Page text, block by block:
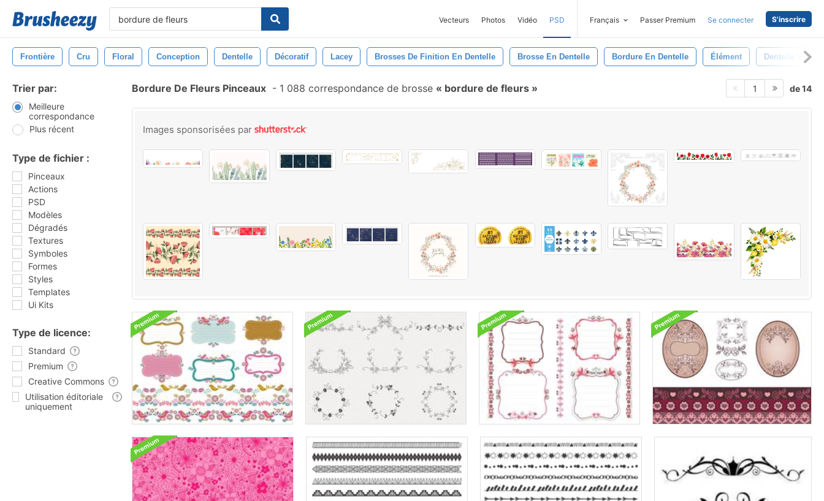
Vecteurs Photos Vidéo PSD Français Passer Premium Se connecter S'inscrire
Frontière Cru Floral Conception Dentelle Décoratif Lacey Brosses De Finition En Dentelle Brosse En Dentelle Bordure En Dentelle Élément Dentelle
Trier par:
Meilleure
correspondance
Plus récent
Type de fichier :
Pinceaux
Actions
PSD
Modèles
Dégradés
Textures
Symboles
Formes
Styles
Templates
Ui Kits
Type de licence:
Standard
Premium
Creative Commons
Utilisation éditoriale
uniquement
Bordure De Fleurs Pinceaux - 1 088 correspondance de brosse bordure de fleurs 1 de 14
Images sponsorisées par